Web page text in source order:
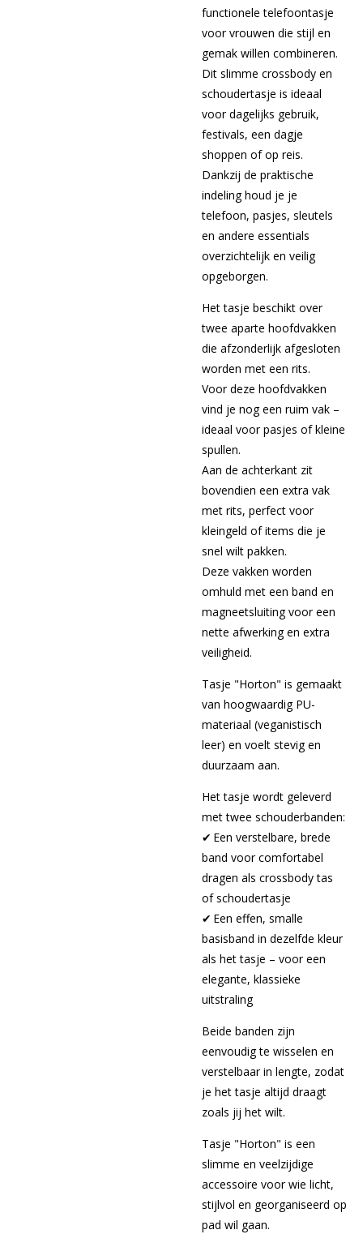
functionele telefoontasje
voor vrouwen die stijl en
gemak willen combineren.
Dit slimme crossbody en
schoudertasje is ideaal
voor dagelijks gebruik,
festivals, een dagje
shoppen of op reis.
Dankzij de praktische
indeling houd je je
telefoon, pasjes, sleutels
en andere essentials
overzichtelijk en veilig
opgeborgen.
Het tasje beschikt over
twee aparte hoofdvakken
die afzonderlijk afgesloten
worden met een rits.
Voor deze hoofdvakken
vind je nog een ruim vak –
ideaal voor pasjes of kleine
spullen.
Aan de achterkant zit
bovendien een extra vak
met rits, perfect voor
kleingeld of items die je
snel wilt pakken.
Deze vakken worden
omhuld met een band en
magneetsluiting voor een
nette afwerking en extra
veiligheid.
Tasje "Horton" is gemaakt
van hoogwaardig PU-
materiaal (veganistisch
leer) en voelt stevig en
duurzaam aan.
Het tasje wordt geleverd
met twee schouderbanden:
✔ Een verstelbare, brede
band voor comfortabel
dragen als crossbody tas
of schoudertasje
✔ Een effen, smalle
basisband in dezelfde kleur
als het tasje – voor een
elegante, klassieke
uitstraling
Beide banden zijn
eenvoudig te wisselen en
verstelbaar in lengte, zodat
je het tasje altijd draagt
zoals jij het wilt.
Tasje "Horton" is een
slimme en veelzijdige
accessoire voor wie licht,
stijlvol en georganiseerd op
pad wil gaan.